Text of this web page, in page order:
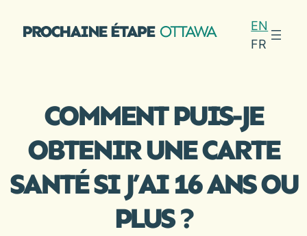
EN
FR
COMMENT PUIS-JE
OBTENIR UNE CARTE
SANTÉ SI J’AI 16 ANS OU
PLUS ?